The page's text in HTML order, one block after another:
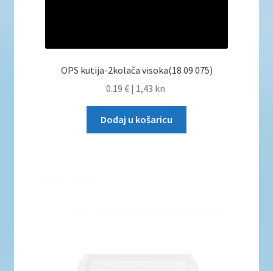
OPS kutija-2kolača visoka(18 09 075)
0.19 € | 1,43 kn
Dodaj u košaricu